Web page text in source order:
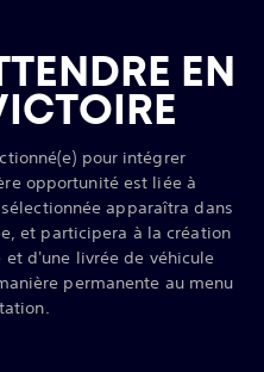
EN
pour intégrer
opportunité est liée à
apparaîtra dans
et participera à la création
d'une livrée de véhicule
permanente au menu